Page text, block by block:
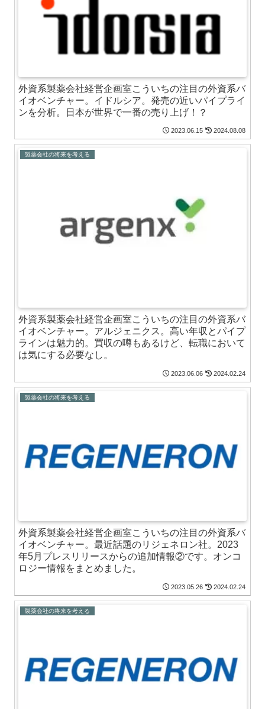
外資系製薬会社経営企画室こういちの注目の外資系バ
イオベンチャー。イドルシア。発売の近いパイプライ
ンを分析。日本が世界で一番の売り上げ！？
2023.06.15 2024.08.08
製薬会社の将来を考える
外資系製薬会社経営企画室こういちの注目の外資系バ
イオベンチャー。アルジェニクス。高い年収とパイプ
ラインは魅力的。買収の噂もあるけど、転職において
は気にする必要なし。
2023.06.06 2024.02.24
製薬会社の将来を考える
外資系製薬会社経営企画室こういちの注目の外資系バ
イオベンチャー。最近話題のリジェネロン社。2023
年5月プレスリリースからの追加情報②です。オンコ
ロジー情報をまとめました。
2023.05.26 2024.02.24
製薬会社の将来を考える